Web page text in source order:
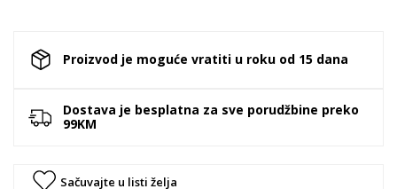
Proizvod je moguće vratiti u roku od 15 dana
Dostava je besplatna za sve porudžbine preko
99KM
Sačuvajte u listi želja